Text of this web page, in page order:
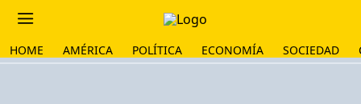
HOME AMÉRICA POLÍTICA ECONOMÍA SOCIEDAD